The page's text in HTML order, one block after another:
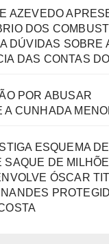
AZEVEDO
DOS
DÚVIDAS SOBRE
DAS CONTAS
POR ABUSAR
A CUNHADA
ESQUEMA DE
SAQUE DE
ÓSCAR